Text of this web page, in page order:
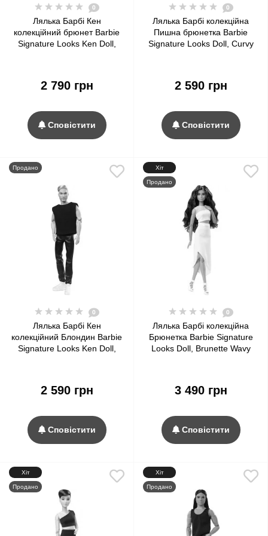
0
Лялька Барбі Кен
колекційний брюнет Barbie
Signature Looks Ken Doll,
2 790 грн
Сповістити
0
Лялька Барбі колекційна
Пишна брюнетка Barbie
Signature Looks Doll, Curvy
2 590 грн
Сповістити
Продано
0
Лялька Барбі Кен
колекційний Блондин Barbie
Signature Looks Ken Doll,
2 590 грн
Сповістити
Хіт
Продано
0
Лялька Барбі колекційна
Брюнетка Barbie Signature
Looks Doll, Brunette Wavy
3 490 грн
Сповістити
Хіт
Продано
Хіт
Продано